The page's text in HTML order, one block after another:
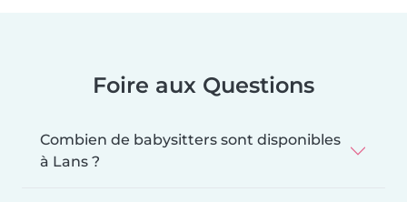
Foire aux Questions
Combien de babysitters sont disponibles
à Lans ?